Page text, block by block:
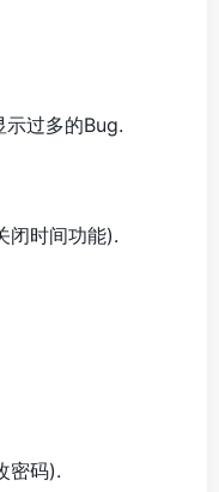
示过多的Bug.
闭时间功能).
密码).